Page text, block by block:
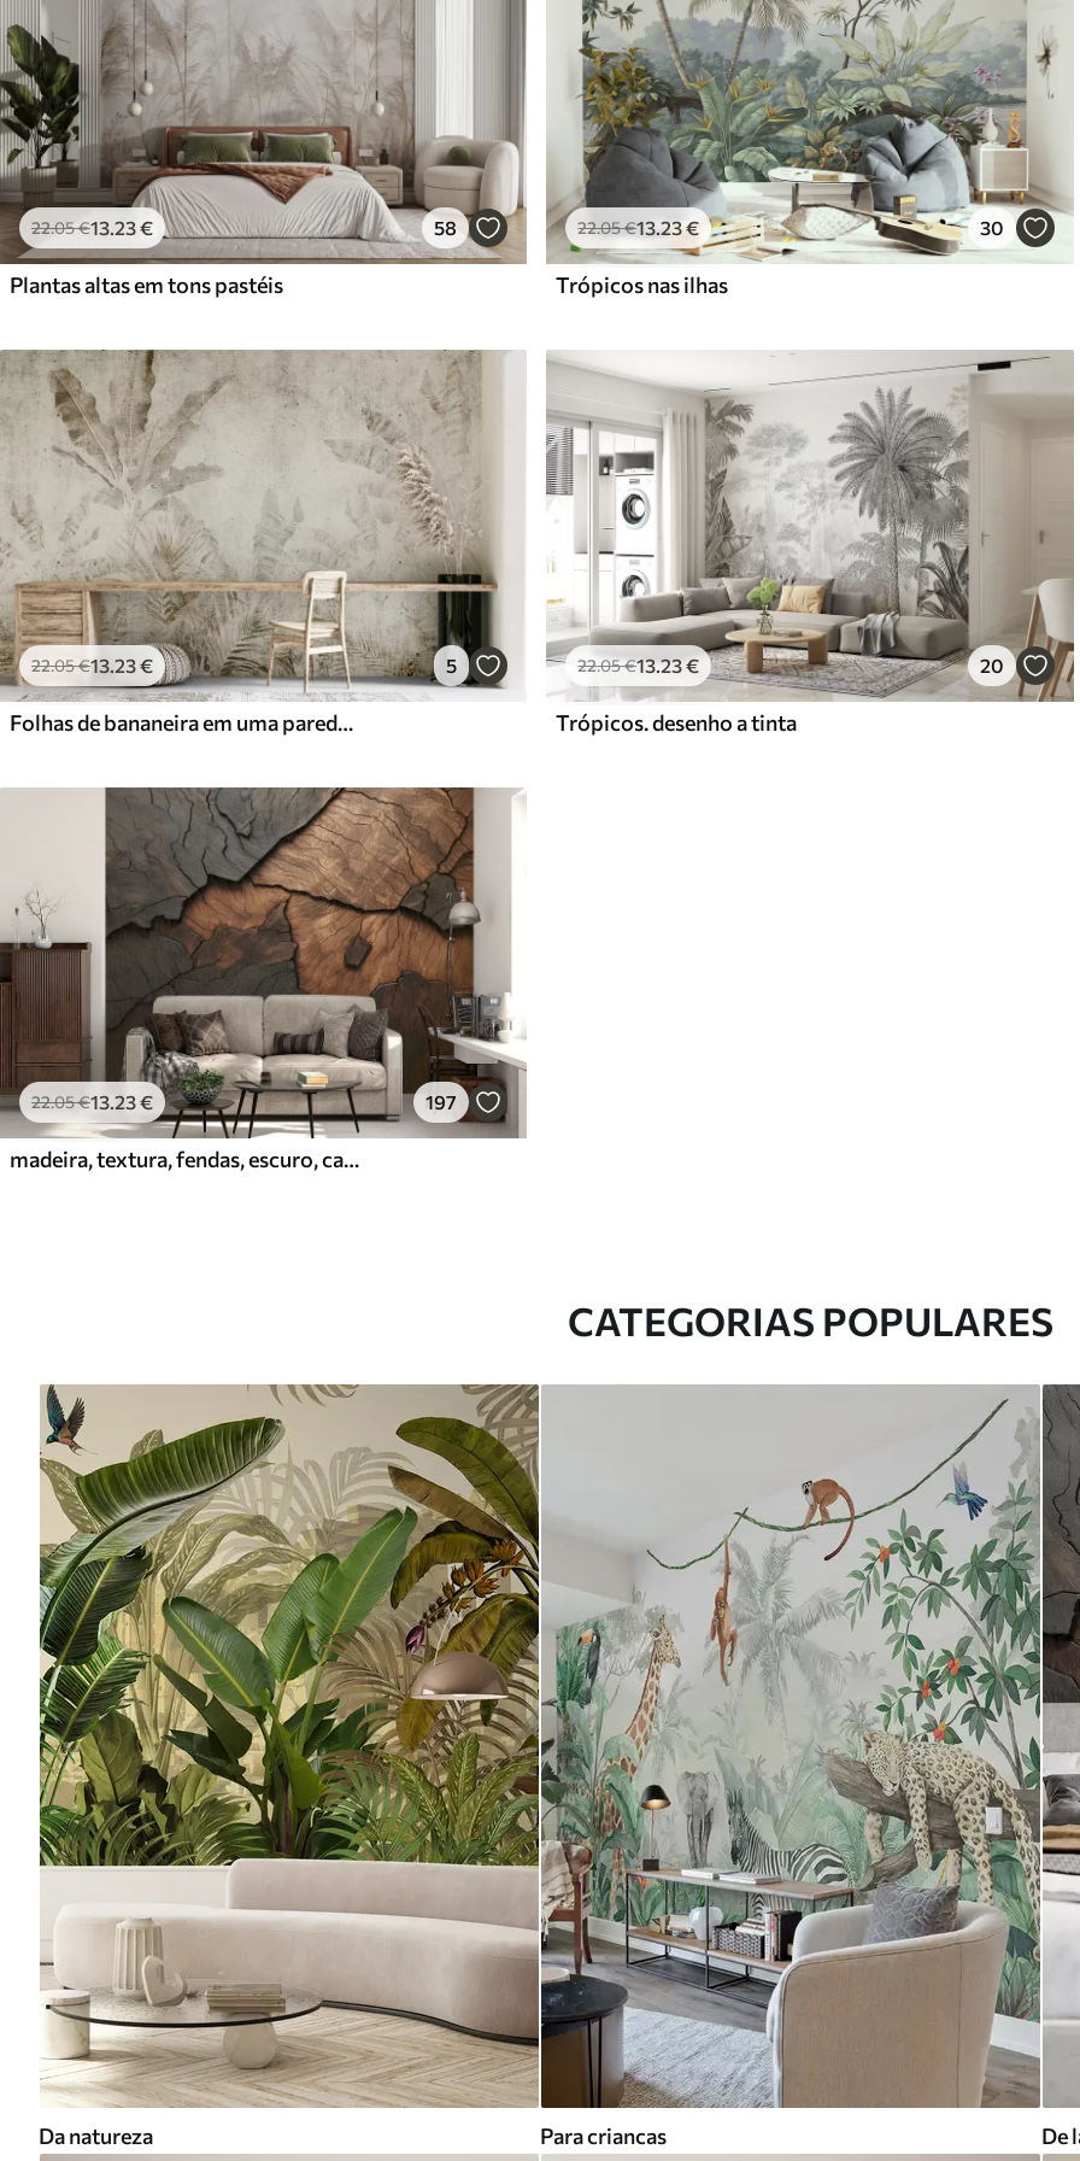
22.05€13.23€ 58
Plantas altas em tons pastéis
22.05€13.23€ 30
Trópicos nas ilhas
22.05€13 .23€ 5
Folhas de bananeira em uma parede de concreto
22.05€13.23€ 20
Trópicos. desenho a tinta
22.05€13.23€ 197
madeira, textura, fendas, escuro, casca, superfície
CATEGORIAS POPULARES
Da natureza Para criancas De